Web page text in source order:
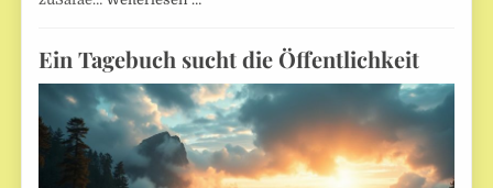
Ein Tagebuch sucht die Öffentlichkeit